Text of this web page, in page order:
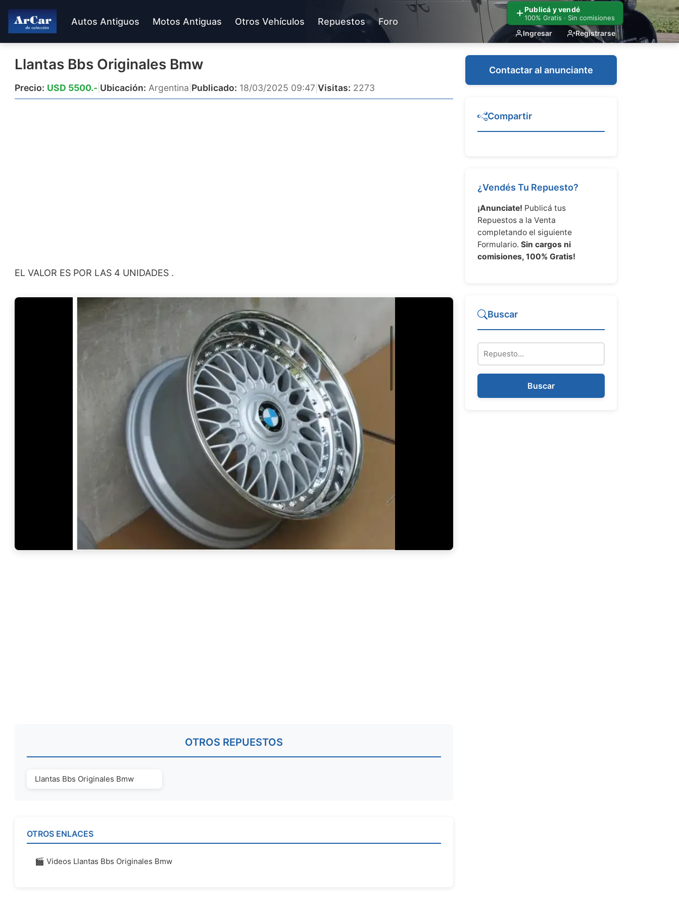
Publicá y vendé
100% Gratis · Sin comisiones
Ingresar Registrarse
Autos Antiguos Motos Antiguas Otros Vehículos Repuestos Foro
Llantas Bbs Originales Bmw
Precio: USD 5500.- Ubicación: Argentina Publicado: 18/03/2025 09:47 Visitas: 2273
EL VALOR ES POR LAS 4 UNIDADES .
OTROS REPUESTOS
Llantas Bbs Originales Bmw
OTROS ENLACES
🎬 Videos Llantas Bbs Originales Bmw
Contactar al anunciante
Compartir
¿Vendés Tu Repuesto?
¡Anunciate! Publicá tus
Repuestos a la Venta
completando el siguiente
Formulario. Sin cargos ni
comisiones, 100% Gratis!
Buscar
Buscar